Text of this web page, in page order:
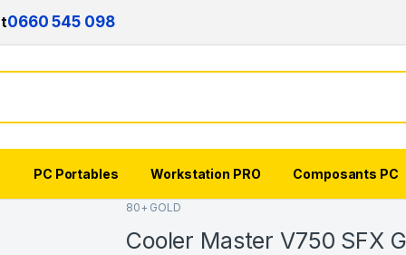
0660 545 098
PC Portables Workstation PRO Composants PC
80+ GOLD
Cooler Master V750 SFX